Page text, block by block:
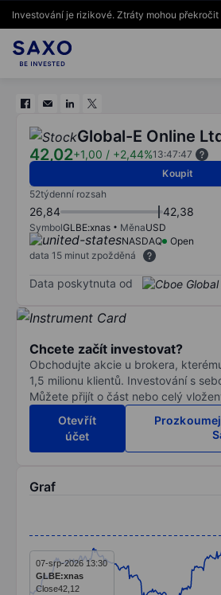
Investování je rizikové. Ztráty mohou
Global-E Online
42,02+1,00 / +2,44%13:47:47
Koupit
52týdenní rozsah
26,84 42,38
SymbolGLBE:xnas MěnaUSD
NASDAQ
Open
data 15 minut zpožděná
Data poskytnuta od
Chcete začít investovat?
Obchodujte akcie u brokera,
1,5 milionu klientů. Investování s
Můžete přijít o část nebo celý
Otevřít
účet
Graf
The chart has 1 X axis
The chart has 1 Y axis
07-srp-2026 13:30
GLBE:xnas
Close42,12